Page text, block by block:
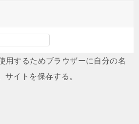
用するためブラウザーに自分の名
サイトを保存する。